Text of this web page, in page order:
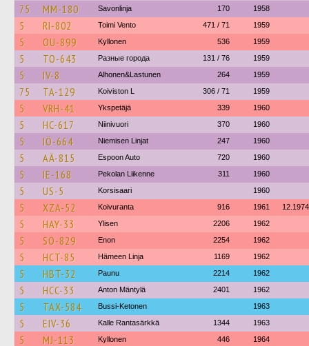
75 MM-180 Savonlinja 170 1958
5 RI-802 Toimi Vento 471 / 71 1959
5 OU-899 Kyllonen 536 1959
5 TO-643 Разные города 131 / 76 1959
5 IV-8 Alhonen&Lastunen 264 1959
75 TA-129 Koiviston L 306 / 71 1959
5 VRH-41 Ykspetäjä 339 1960
5 HC-617 Niinivuori 370 1960
5 IÖ-664 Niemisen Linjat 247 1960
5 AÄ-815 Espoon Auto 720 1960
5 IE-168 Pekolan Liikenne 311 1960
5 US-5 Korsisaari 1960
5 XZA-52 Koivuranta 916 1961 12.1974
5 HAY-33 Ylisen 2206 1962
5 SO-829 Enon 2254 1962
5 HCT-85 Hämeen Linja 1169 1962
5 HBT-32 Paunu 2214 1962
5 HCC-33 Anton Mäntylä 2401 1962
5 TAX-584 Bussi-Ketonen 1963
5 EIV-36 Kalle Rantasärkkä 1344 1963
5 MJ-113 Kyllonen 446 1964